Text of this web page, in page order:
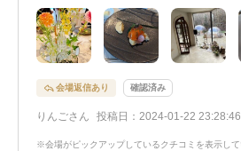
「聞いてみます！」と言ってスタッ
くださり実現させてくださいました
挙式や披露宴の大きな企画だけで
とのない面白いやり方を提案してく
上がりました。また、当日はスタッ
込んで私たちにもいくつかサプライ
ワクワクと感動が止まりませんでし
会場返信あり 確認済み
りんごさん 投稿日：2024-01-22
※会場がピックアップしているクチコミを表示し